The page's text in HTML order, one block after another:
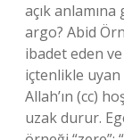
açık
argo? Abid
ibadet eden ve
içtenlikle uyan
Allah’ın (cc)
uzak durur.